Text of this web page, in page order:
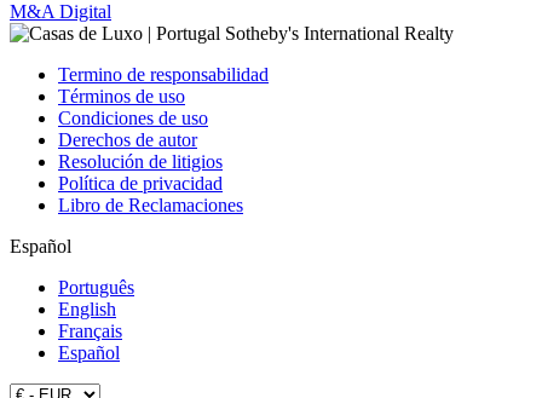
M&A Digital
Termino de responsabilidad
Términos de uso
Condiciones de uso
Derechos de autor
Resolución de litigios
Política de privacidad
Libro de Reclamaciones
Español
Português
English
Français
Español